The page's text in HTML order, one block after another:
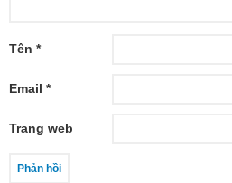
Tên *
Email *
Trang web